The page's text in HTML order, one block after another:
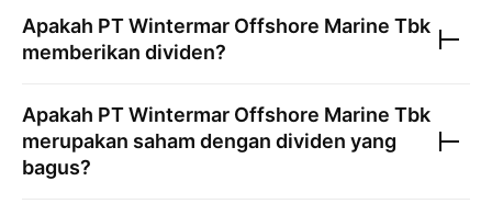
Apakah PT Wintermar Offshore Marine Tbk
memberikan dividen?
Apakah PT Wintermar Offshore Marine Tbk
merupakan saham dengan dividen yang
bagus?